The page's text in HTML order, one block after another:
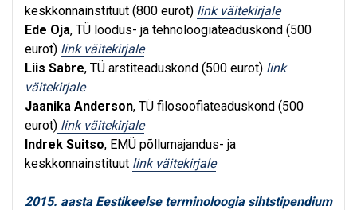
keskkonnainstituut (800 eurot) link väitekirjale
Ede Oja, TÜ loodus- ja tehnoloogiateaduskond (500
eurot) link väitekirjale
Liis Sabre, TÜ arstiteaduskond (500 eurot) link
väitekirjale
Jaanika Anderson, TÜ filosoofiateaduskond (500
eurot) link väitekirjale
Indrek Suitso, EMÜ põllumajandus- ja
keskkonnainstituut link väitekirjale
2015. aasta Eestikeelse terminoloogia sihtstipendium